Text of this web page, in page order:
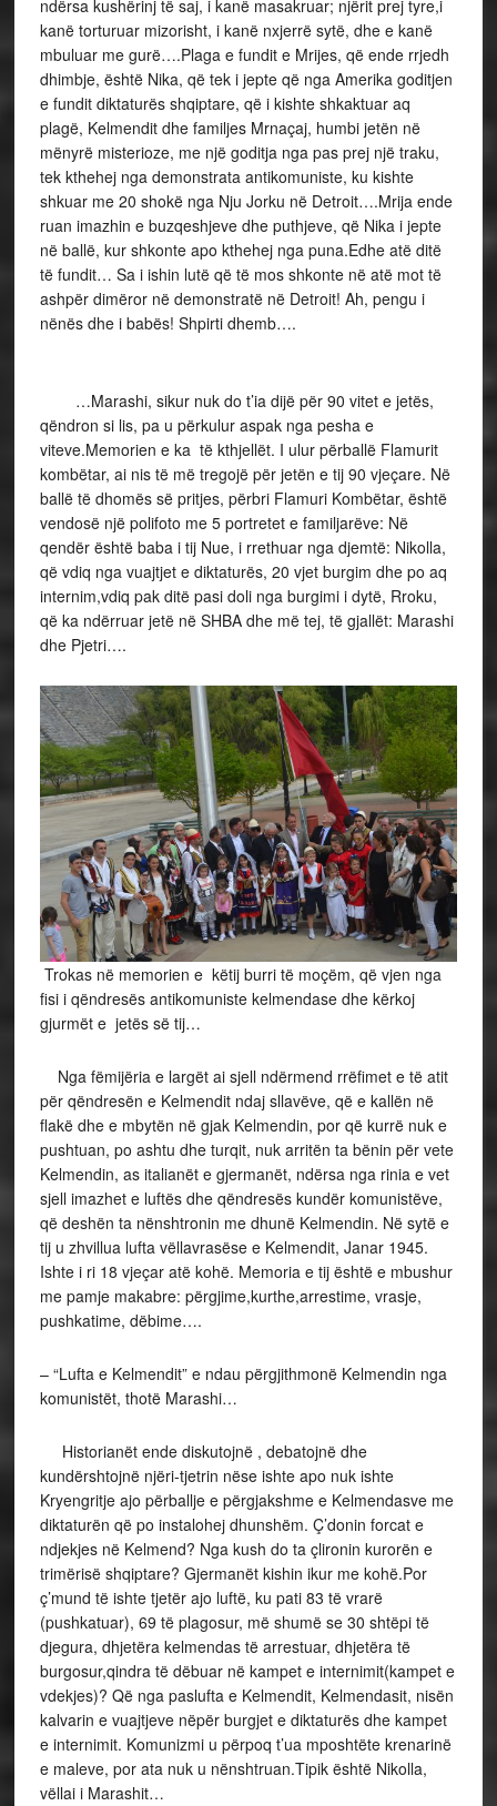
ndërsa kushërinj të saj, i kanë masakruar; njërit prej tyre,i
kanë torturuar mizorisht, i kanë nxjerrë sytë, dhe e kanë
mbuluar me gurë….Plaga e fundit e Mrijes, që ende rrjedh
dhimbje, është Nika, që tek i jepte që nga Amerika goditjen
e fundit diktaturës shqiptare, që i kishte shkaktuar aq
plagë, Kelmendit dhe familjes Mrnaçaj, humbi jetën në
mënyrë misterioze, me një goditja nga pas prej një traku,
tek kthehej nga demonstrata antikomuniste, ku kishte
shkuar me 20 shokë nga Nju Jorku në Detroit….Mrija ende
ruan imazhin e buzqeshjeve dhe puthjeve, që Nika i jepte
në ballë, kur shkonte apo kthehej nga puna.Edhe atë ditë
të fundit… Sa i ishin lutë që të mos shkonte në atë mot të
ashpër dimëror në demonstratë në Detroit! Ah, pengu i
nënës dhe i babës! Shpirti dhemb….
…Marashi, sikur nuk do t’ia dijë për 90 vitet e jetës,
qëndron si lis, pa u përkulur aspak nga pesha e
viteve.Memorien e ka të kthjellët. I ulur përballë Flamurit
kombëtar, ai nis të më tregojë për jetën e tij 90 vjeçare. Në
ballë të dhomës së pritjes, përbri Flamuri Kombëtar, është
vendosë një polifoto me 5 portretet e familjarëve: Në
qendër është baba i tij Nue, i rrethuar nga djemtë: Nikolla,
që vdiq nga vuajtjet e diktaturës, 20 vjet burgim dhe po aq
internim,vdiq pak ditë pasi doli nga burgimi i dytë, Rroku,
që ka ndërruar jetë në SHBA dhe më tej, të gjallët: Marashi
dhe Pjetri….
Trokas në memorien e këtij burri të moçëm, që vjen nga
fisi i qëndresës antikomuniste kelmendase dhe kërkoj
gjurmët e jetës së tij…
Nga fëmijëria e largët ai sjell ndërmend rrëfimet e të atit
për qëndresën e Kelmendit ndaj sllavëve, që e kallën në
flakë dhe e mbytën në gjak Kelmendin, por që kurrë nuk e
pushtuan, po ashtu dhe turqit, nuk arritën ta bënin për vete
Kelmendin, as italianët e gjermanët, ndërsa nga rinia e vet
sjell imazhet e luftës dhe qëndresës kundër komunistëve,
që deshën ta nënshtronin me dhunë Kelmendin. Në sytë e
tij u zhvillua lufta vëllavrasëse e Kelmendit, Janar 1945.
Ishte i ri 18 vjeçar atë kohë. Memoria e tij është e mbushur
me pamje makabre: përgjime,kurthe,arrestime, vrasje,
pushkatime, dëbime….
– “Lufta e Kelmendit” e ndau përgjithmonë Kelmendin nga
komunistët, thotë Marashi…
Historianët ende diskutojnë , debatojnë dhe
kundërshtojnë njëri-tjetrin nëse ishte apo nuk ishte
Kryengritje ajo përballje e përgjakshme e Kelmendasve me
diktaturën që po instalohej dhunshëm. Ç’donin forcat e
ndjekjes në Kelmend? Nga kush do ta çlironin kurorën e
trimërisë shqiptare? Gjermanët kishin ikur me kohë.Por
ç’mund të ishte tjetër ajo luftë, ku pati 83 të vrarë
(pushkatuar), 69 të plagosur, më shumë se 30 shtëpi të
djegura, dhjetëra kelmendas të arrestuar, dhjetëra të
burgosur,qindra të dëbuar në kampet e internimit(kampet e
vdekjes)? Që nga paslufta e Kelmendit, Kelmendasit, nisën
kalvarin e vuajtjeve nëpër burgjet e diktaturës dhe kampet
e internimit. Komunizmi u përpoq t’ua mposhtëte krenarinë
e maleve, por ata nuk u nënshtruan.Tipik është Nikolla,
vëllai i Marashit…